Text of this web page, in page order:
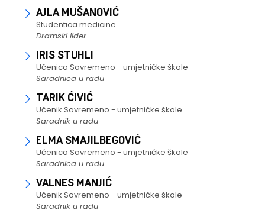
AJLA MUŠANOVIĆ
Studentica medicine
Dramski lider
IRIS STUHLI
Učenica Savremeno - umjetničke škole
Saradnica u radu
TARIK ĆIVIĆ
Učenik Savremeno - umjetničke škole
Saradnik u radu
ELMA SMAJILBEGOVIĆ
Učenica Savremeno - umjetničke škole
Saradnica u radu
VALNES MANJIĆ
Učenik Savremeno - umjetničke škole
Saradnik u radu